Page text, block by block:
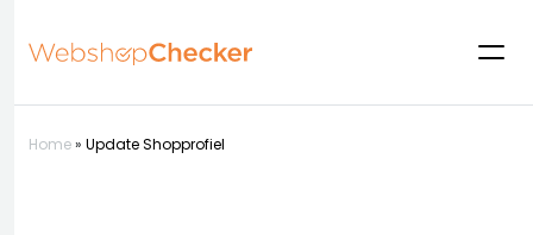
Home» Update Shopprofiel